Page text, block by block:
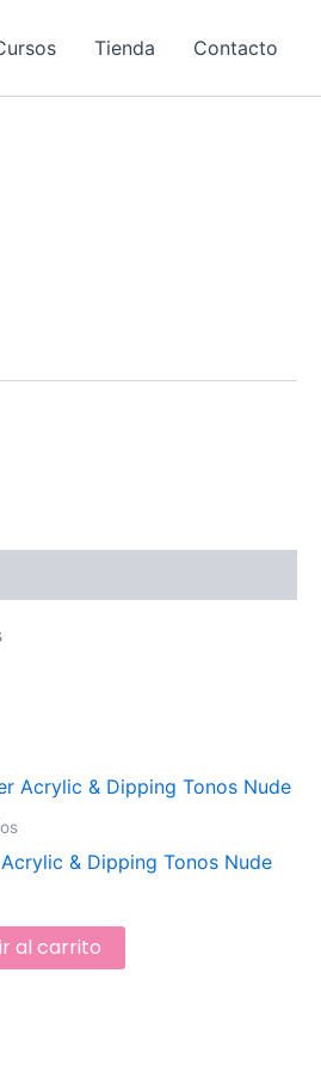
Tienda Contacto
& Dipping Tonos Nude
al carrito